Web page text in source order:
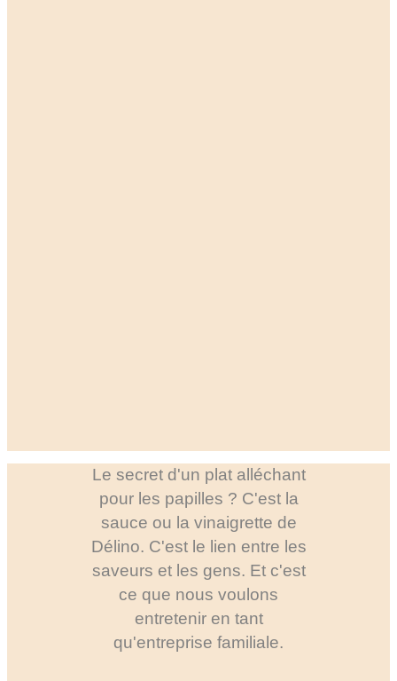
Le secret d'un plat alléchant
pour les papilles ? C'est la
sauce ou la vinaigrette de
Délino. C'est le lien entre les
saveurs et les gens. Et c'est
ce que nous voulons
entretenir en tant
qu'entreprise familiale.